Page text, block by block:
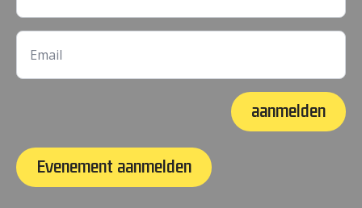
aanmelden
Evenement aanmelden